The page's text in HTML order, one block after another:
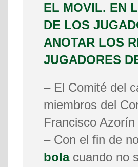
EL MOVIL. EN
DE LOS
ANOTAR LOS
JUGADORES
– El Comité del
miembros del
Francisco
– Con el fin de
bolacuando no